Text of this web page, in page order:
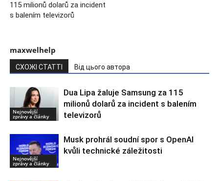
115 milionů dolarů za incident
s balením televizorů
maxwelhelp
СХОЖІ СТАТТІ Від цього автора
Nejnovější
zprávy a články
Dua Lipa žaluje Samsung za 115
milionů dolarů za incident s balením
televizorů
Nejnovější
zprávy a články
Musk prohrál soudní spor s OpenAI
kvůli technické záležitosti